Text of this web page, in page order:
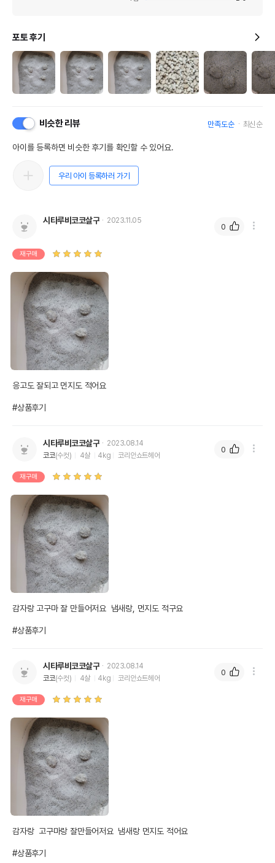
진짜 좋은 벤토나이트
모래는
흡수>폭풍 팽창>겔화
강력한 점성
물을 즉각 차단
아래쪽 모래는
모래 소모량과 경제성 육안 확인
포토 후기
비슷한 리뷰 만족도순 최신순
아이를 등록하면 비슷한 후기를 확인할 수 있어요.
우리 아이 등록하러 가기
시타루비코코살구 2023.11.05
재구매
응고도 잘되고 먼지도 적어요
#상품후기
0
시타루비코코살구
2023.08.14
코코(수컷) 4살 4kg 코리안쇼트헤어
재구매
감자랑 고구마 잘 만들어저요  냄새랑, 먼지도 적구요
#상품후기
0
시타루비코코살구
2023.08.14
코코(수컷) 4살 4kg 코리안쇼트헤어
재구매
감자랑  고구마랑 잘만들어저요  냄새랑 먼지도 적어요
#상품후기
0